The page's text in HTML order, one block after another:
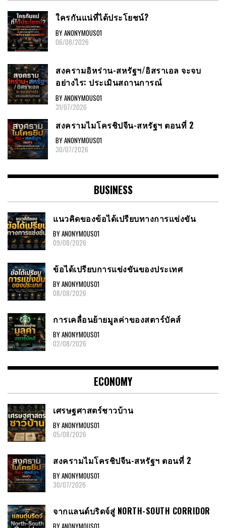
ใครกันแน่ที่ได้ประโยชน์?
BY ANONYMOUS01
06/08/2026
สงครามอิหร่าน-สหรัฐฯ/อิสราเอล จะจบ
อย่างไร: ประเมินสถานการณ์
BY ANONYMOUS01
31/07/2026
สงครามไมโครชิปจีน-สหรัฐฯ ตอนที่ 2
BY ANONYMOUS01
30/07/2026
BUSINESS
แนวคิดของข้อได้เปรียบทางการแข่งขัน
BY ANONYMOUS01
09/08/2026
ข้อได้เปรียบการแข่งขันของประเทศ
BY ANONYMOUS01
08/08/2026
การเคลื่อนย้ายมูลค่าของสตาร์บัคส์
BY ANONYMOUS01
02/08/2026
ECONOMY
เศรษฐศาสตร์ชาวบ้าน
BY ANONYMOUS01
05/08/2026
สงครามไมโครชิปจีน-สหรัฐฯ ตอนที่ 2
BY ANONYMOUS01
30/07/2026
จากแลนด์บริดจ์สู่ NORTH-SOUTH CORRIDOR